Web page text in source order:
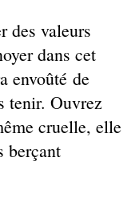
des valeurs
dans cet
envoûté de
tenir. Ouvrez
cruelle, elle
berçant